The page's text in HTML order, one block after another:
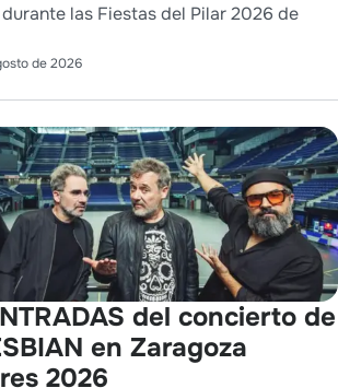
las Fiestas del Pilar 2026 de
de 2026
del concierto de
en Zaragoza
2026